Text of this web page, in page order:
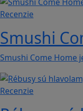
Recenzie
Smushi
Smushi Come Home
Recenzie